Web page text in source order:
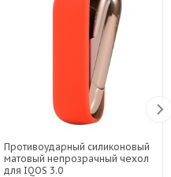
Противоударный силиконовый
матовый непрозрачный чехол
для IQOS 3.0